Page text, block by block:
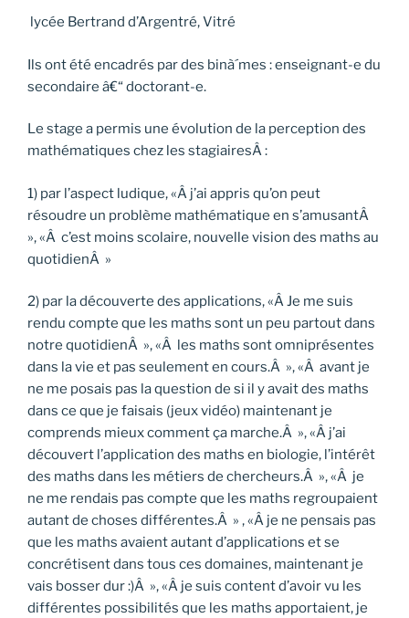
lycée Bertrand d’Argentré, Vitré
Ils ont été encadrés par des binà´mes : enseignant-e du
secondaire â€“ doctorant-e.
Le stage a permis une évolution de la perception des
mathématiques chez les stagiairesÂ :
1) par l’aspect ludique, «Â j’ai appris qu’on peut
résoudre un problème mathématique en s’amusantÂ
», «Â c’est moins scolaire, nouvelle vision des maths au
quotidienÂ »
2) par la découverte des applications, «Â Je me suis
rendu compte que les maths sont un peu partout dans
notre quotidienÂ », «Â les maths sont omniprésentes
dans la vie et pas seulement en cours.Â », «Â avant je
ne me posais pas la question de si il y avait des maths
dans ce que je faisais (jeux vidéo) maintenant je
comprends mieux comment ça marche.Â », «Â j’ai
découvert l’application des maths en biologie, l’intérêt
des maths dans les métiers de chercheurs.Â », «Â je
ne me rendais pas compte que les maths regroupaient
autant de choses différentes.Â » , «Â je ne pensais pas
que les maths avaient autant d’applications et se
concrétisent dans tous ces domaines, maintenant je
vais bosser dur :)Â », «Â je suis content d’avoir vu les
différentes possibilités que les maths apportaient, je